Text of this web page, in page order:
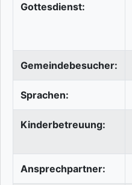
Gottesdienst:
Gemeindebesucher:
Sprachen:
Kinderbetreuung:
Ansprechpartner: